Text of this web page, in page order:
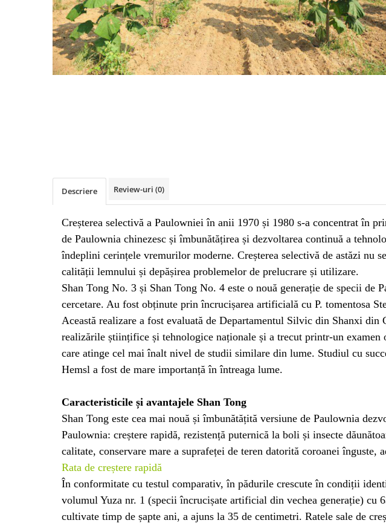
Descriere Review-uri (0)
Creșterea selectivă a Paulowniei în anii 1970 și 1980 s-a concentrat în
de Paulownia chinezesc și îmbunătățirea și dezvoltarea continuă a
îndeplini cerințele vremurilor moderne. Creșterea selectivă de astăzi nu
calității lemnului și depășirea problemelor de prelucrare și utilizare.
Shan Tong No. 3 și Shan Tong No. 4 este o nouă generație de specii
cercetare. Au fost obținute prin încrucișarea artificială cu P. tomentosa
Această realizare a fost evaluată de Departamentul Silvic din Shanxi
realizările științifice și tehnologice naționale și a trecut printr-un
care atinge cel mai înalt nivel de studii similare din lume. Studiul cu
Hemsl a fost de mare importanță în întreaga lume.
Caracteristicile și avantajele Shan Tong
Shan Tong este cea mai nouă și îmbunătățită versiune de Paulownia
Paulownia: creștere rapidă, rezistență puternică la boli și insecte
calitate, conservare mare a suprafeței de teren datorită coroanei înguste,
Rata de creștere rapidă
În conformitate cu testul comparativ, în pădurile crescute în condiții
volumul Yuza nr. 1 (specii încrucișate artificial din vechea generație)
cultivate timp de șapte ani, a ajuns la 35 de centimetri. Ratele sale de